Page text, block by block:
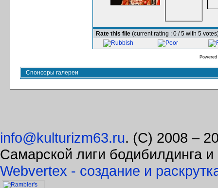
Rate this file (current rating : 0 / 5 with 5
Спонсоры галереи
info@kulturizm63.ru. (C) 2008 –
Самарской лиги бодибилдинга
Webvertex - создание и